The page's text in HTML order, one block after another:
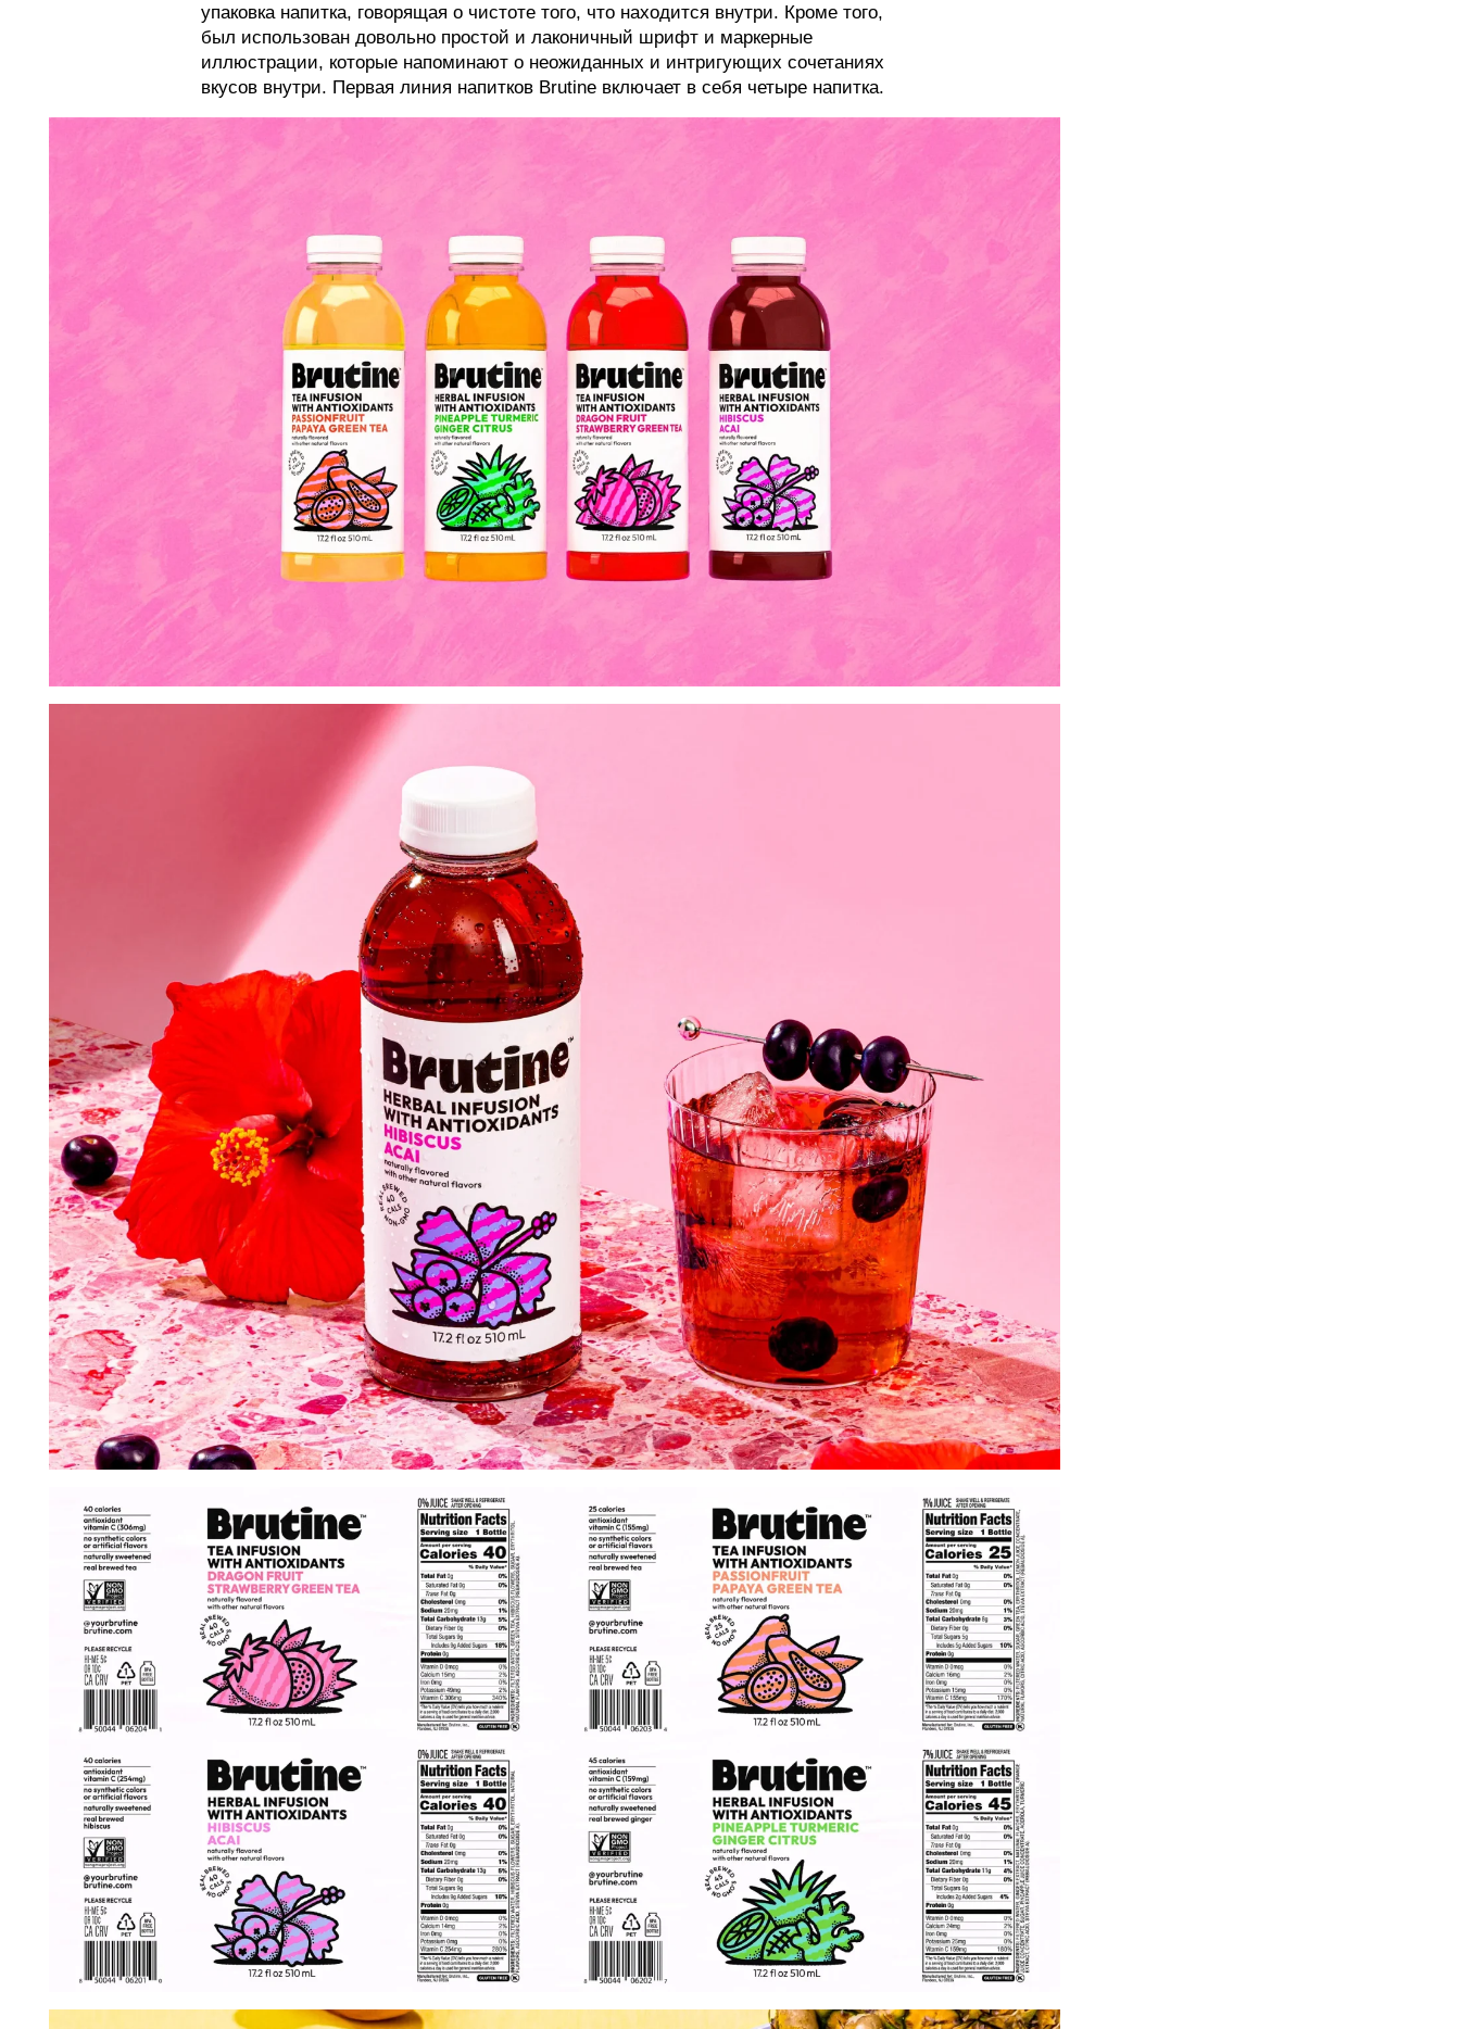
упаковка напитка, говорящая о чистоте того, что находится внутри. Кроме того,
был использован довольно простой и лаконичный шрифт и маркерные
иллюстрации, которые напоминают о неожиданных и интригующих сочетаниях
вкусов внутри. Первая линия напитков Brutine включает в себя четыре напитка.